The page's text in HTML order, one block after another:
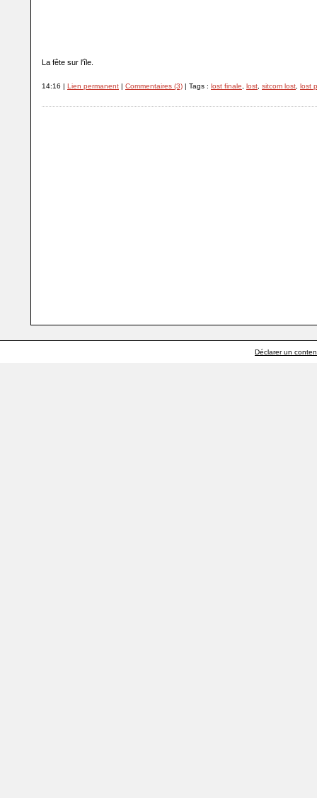
La fête sur l'île.
14:16 | Lien permanent Commentaires (3) | Tags : lost finale, lost, sitcom lost, lost
Déclarer un